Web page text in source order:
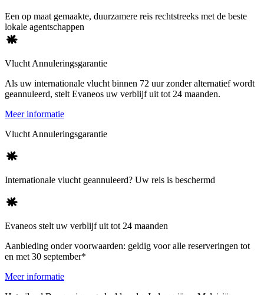
Een op maat gemaakte, duurzamere reis rechtstreeks met de beste
lokale agentschappen
Vlucht Annuleringsgarantie
Als uw internationale vlucht binnen 72 uur zonder alternatief wordt
geannuleerd, stelt Evaneos uw verblijf uit tot 24 maanden.
Meer informatie
Vlucht Annuleringsgarantie
Internationale vlucht geannuleerd? Uw reis is beschermd
Evaneos stelt uw verblijf uit tot 24 maanden
Aanbieding onder voorwaarden: geldig voor alle reserveringen tot
en met 30 september*
Meer informatie